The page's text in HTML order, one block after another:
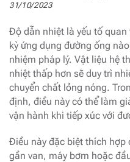
31/10/2023
Độ dẫn nhiệt là yếu tố
kỳ ứng dụng đường ống
nhiệm pháp lý. Vật liệu hệ
nhiệt thấp hơn sẽ duy trì
chuyển chất lỏng nóng.
định, điều này có thể làm
vận hành khi tiếp xúc với
Điều này đặc biệt thích hợp
gần van, máy bơm hoặc